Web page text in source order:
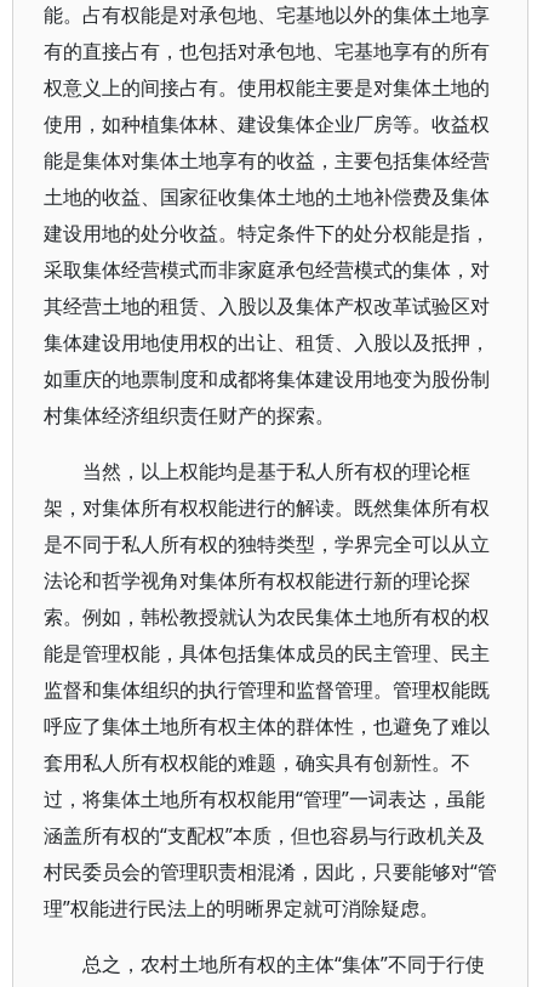
能。占有权能是对承包地、宅基地以外的集体土地享
有的直接占有，也包括对承包地、宅基地享有的所有
权意义上的间接占有。使用权能主要是对集体土地的
使用，如种植集体林、建设集体企业厂房等。收益权
能是集体对集体土地享有的收益，主要包括集体经营
土地的收益、国家征收集体土地的土地补偿费及集体
建设用地的处分收益。特定条件下的处分权能是指，
采取集体经营模式而非家庭承包经营模式的集体，对
其经营土地的租赁、入股以及集体产权改革试验区对
集体建设用地使用权的出让、租赁、入股以及抵押，
如重庆的地票制度和成都将集体建设用地变为股份制
村集体经济组织责任财产的探索。
当然，以上权能均是基于私人所有权的理论框
架，对集体所有权权能进行的解读。既然集体所有权
是不同于私人所有权的独特类型，学界完全可以从立
法论和哲学视角对集体所有权权能进行新的理论探
索。例如，韩松教授就认为农民集体土地所有权的权
能是管理权能，具体包括集体成员的民主管理、民主
监督和集体组织的执行管理和监督管理。管理权能既
呼应了集体土地所有权主体的群体性，也避免了难以
套用私人所有权权能的难题，确实具有创新性。不
过，将集体土地所有权权能用“管理”一词表达，虽能
涵盖所有权的“支配权”本质，但也容易与行政机关及
村民委员会的管理职责相混淆，因此，只要能够对“管
理”权能进行民法上的明晰界定就可消除疑虑。
总之，农村土地所有权的主体“集体”不同于行使